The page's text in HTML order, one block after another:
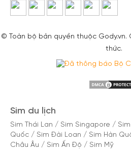
© Toàn bộ bản quyền thuộc Gody.vn.
thức.
Sim du lịch
Sim Thái Lan / Sim Singapore /
Quốc / Sim Đài Loan / Sim Hàn
Châu Âu / Sim Ấn Độ / Sim Mỹ